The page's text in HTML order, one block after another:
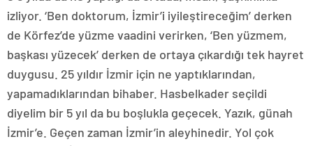
izliyor. ‘Ben doktorum, İzmir’i iyileştireceğim’ derken
de Körfez’de yüzme vaadini verirken, ‘Ben yüzmem,
başkası yüzecek’ derken de ortaya çıkardığı tek hayret
duygusu. 25 yıldır İzmir için ne yaptıklarından,
yapamadıklarından bihaber. Hasbelkader seçildi
diyelim bir 5 yıl da bu boşlukla geçecek. Yazık, günah
İzmir’e. Geçen zaman İzmir’in aleyhinedir. Yol çok